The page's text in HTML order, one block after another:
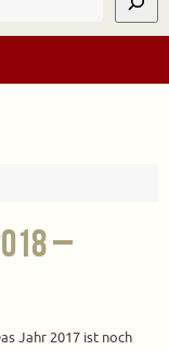
–
Jahr 2017 ist noch